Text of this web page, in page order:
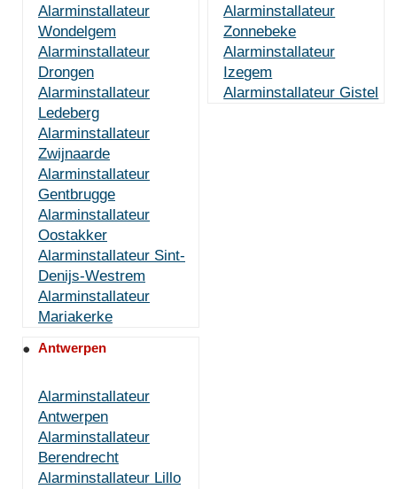
Alarminstallateur
Wondelgem
Alarminstallateur
Drongen
Alarminstallateur
Ledeberg
Alarminstallateur
Zwijnaarde
Alarminstallateur
Gentbrugge
Alarminstallateur
Oostakker
Alarminstallateur Sint-
Denijs-Westrem
Alarminstallateur
Mariakerke
Alarminstallateur
Zonnebeke
Alarminstallateur
Izegem
Alarminstallateur Gistel
Antwerpen
Alarminstallateur
Antwerpen
Alarminstallateur
Berendrecht
Alarminstallateur Lillo